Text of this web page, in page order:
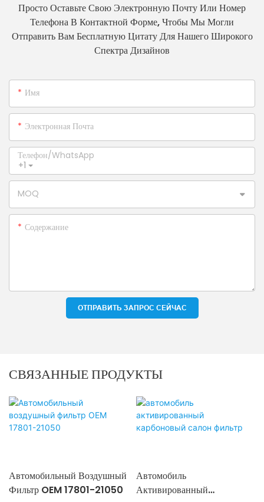
Просто Оставьте Свою Электронную Почту Или Номер
Телефона В Контактной Форме, Чтобы Мы Могли
Отправить Вам Бесплатную Цитату Для Нашего Широкого
Спектра Дизайнов
Имя
Электронная Почта
+1
Телефон/WhatsApp
MOQ
Содержание
ОТПРАВИТЬ ЗАПРОС СЕЙЧАС
СВЯЗАННЫЕ ПРОДУКТЫ
Автомобильный Воздушный
Фильтр OEM 17801-21050
Автомобиль
Активированный